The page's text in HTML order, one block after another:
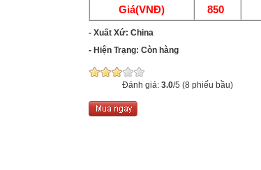
Giá(VNĐ)
850
- Xuất Xứ: China
- Hiện Trạng: Còn hàng
Đánh giá: 3.0/5 (8 phiếu bầu)